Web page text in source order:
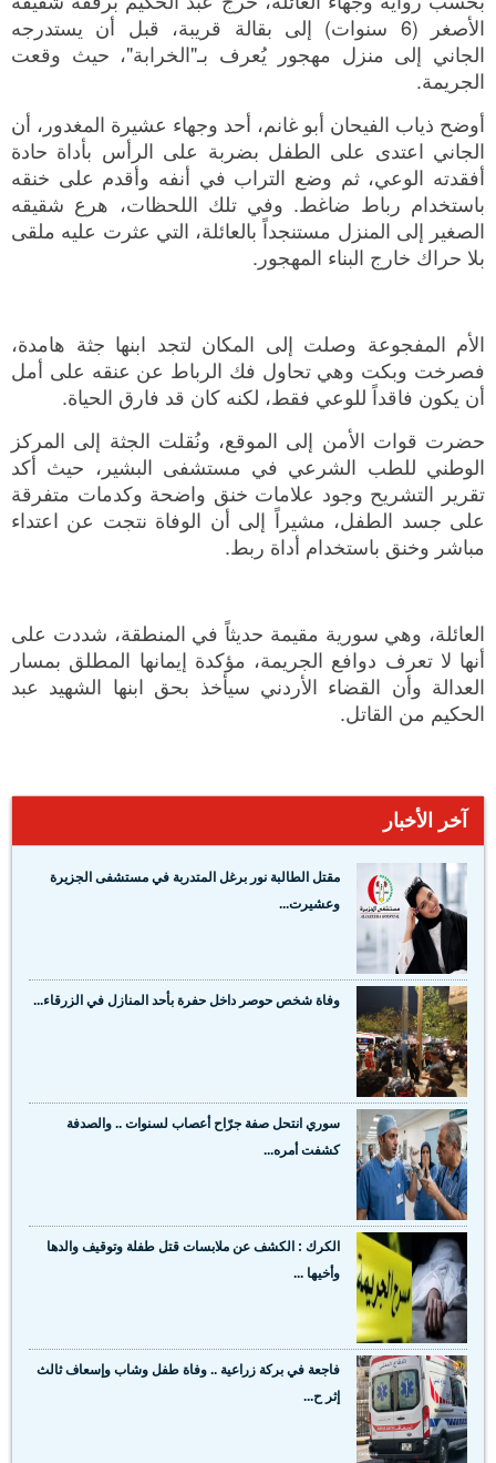
الأصغر (6 سنوات) إلى بقالة قريبة، قبل أن يستدرجه
الجاني إلى منزل مهجور يُعرف بـ"الخرابة"، حيث وقعت
الجريمة.
أوضح ذياب الفيحان أبو غانم، أحد وجهاء عشيرة المغدور، أن
الجاني اعتدى على الطفل بضربة على الرأس بأداة حادة
أفقدته الوعي، ثم وضع التراب في أنفه وأقدم على خنقه
باستخدام رباط ضاغط. وفي تلك اللحظات، هرع شقيقه
الصغير إلى المنزل مستنجداً بالعائلة، التي عثرت عليه ملقى
بلا حراك خارج البناء المهجور.
الأم المفجوعة وصلت إلى المكان لتجد ابنها جثة هامدة،
فصرخت وبكت وهي تحاول فك الرباط عن عنقه على أمل
أن يكون فاقداً للوعي فقط، لكنه كان قد فارق الحياة.
حضرت قوات الأمن إلى الموقع، ونُقلت الجثة إلى المركز
الوطني للطب الشرعي في مستشفى البشير، حيث أكد
تقرير التشريح وجود علامات خنق واضحة وكدمات متفرقة
على جسد الطفل، مشيراً إلى أن الوفاة نتجت عن اعتداء
مباشر وخنق باستخدام أداة ربط.
العائلة، وهي سورية مقيمة حديثاً في المنطقة، شددت على
أنها لا تعرف دوافع الجريمة، مؤكدة إيمانها المطلق بمسار
العدالة وأن القضاء الأردني سيأخذ بحق ابنها الشهيد عبد
الحكيم من القاتل.
آخر الأخبار
مقتل الطالبة نور برغل المتدربة في مستشفى الجزيرة
وعشيرت...
وفاة شخص حوصر داخل حفرة بأحد المنازل في الزرقاء...
سوري انتحل صفة جرّاح أعصاب لسنوات .. والصدفة
كشفت أمره...
الكرك : الكشف عن ملابسات قتل طفلة وتوقيف والدها
وأخيها ...
فاجعة في بركة زراعية .. وفاة طفل وشاب وإسعاف ثالث
إثر ح...